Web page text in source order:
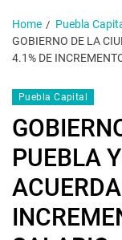
Home
Puebla
GOBIERNO DE LA
4.1% DE
Puebla Capital
PUEBLA